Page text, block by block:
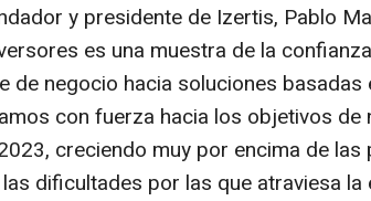
y presidente de Izertis, Pablo
es una muestra de la
de negocio hacia soluciones basadas
con fuerza hacia los objetivos de
creciendo muy por encima de las
dificultades por las que atraviesa la